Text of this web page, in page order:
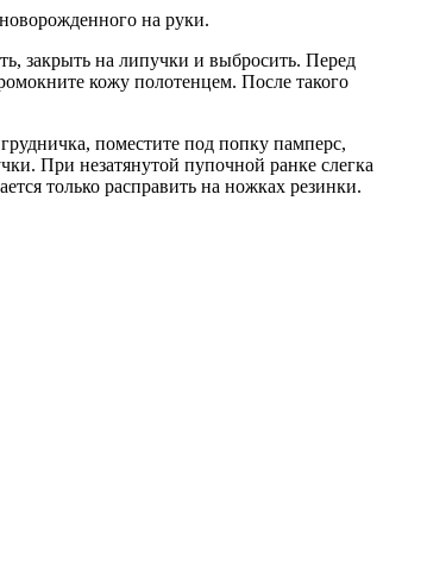
на руки.
закрыть на липучки и выбросить. Перед
кожу полотенцем. После такого
поместите под попку памперс,
При незатянутой пупочной ранке слегка
только расправить на ножках резинки.